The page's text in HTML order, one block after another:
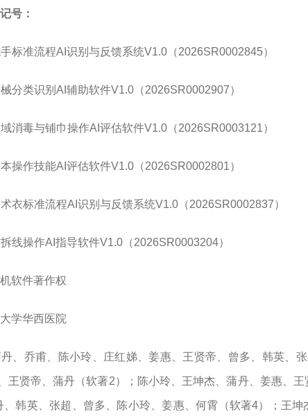
号：
标准流程AI识别与反馈系统V1.0（2026SR0002845）
分类识别AI辅助软件V1.0（2026SR0002907）
消毒与铺巾操作AI评估软件V1.0（2026SR0003121）
操作技能AI评估软件V1.0（2026SR0002801）
衣标准流程AI识别与反馈系统V1.0（2026SR0002837）
线操作AI指导软件V1.0（2026SR0003204）
软件著作权
学华西医院
、乔甫、陈小玲、庄红娣、姜惠、王贤帝、曾多、韩英、
王贤帝、蒲丹（软著2）；陈小玲、王坤杰、蒲丹、姜惠、
、韩英、张超、曾多、陈小玲、姜惠、何霄（软著4）；王坤